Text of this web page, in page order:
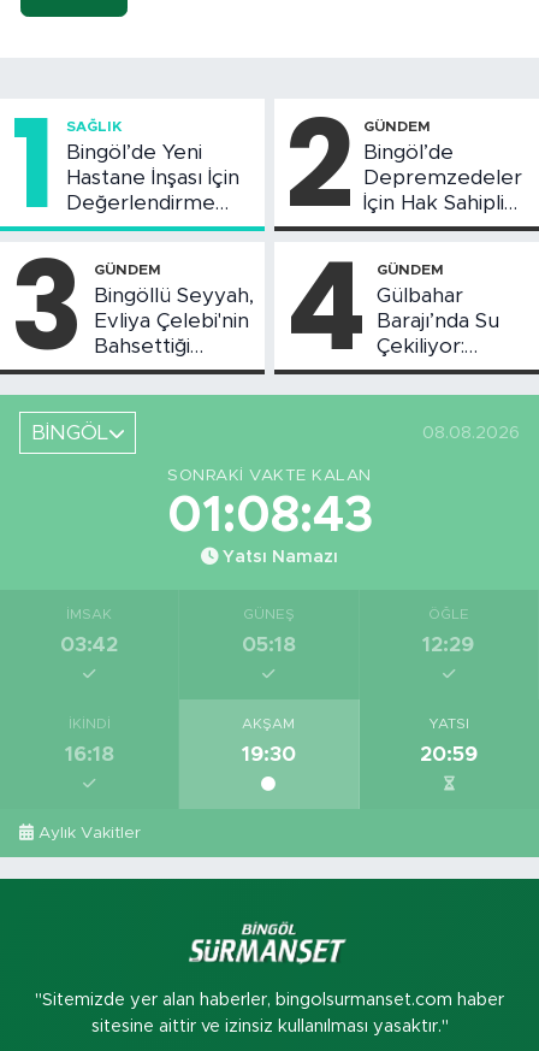
1 SAĞLIK
Bingöl’de Yeni
Hastane İnşası İçin
Değerlendirme
Toplantısı Yapıldı
2 GÜNDEM
Bingöl’de
Depremzedeler
İçin Hak Sahipliği
Askı Süreci
3 GÜNDEM
Bingöllü Seyyah,
Evliya Çelebi'nin
Bahsettiği
Bingöl'deki O
Yeri Görüntüledi
4 GÜNDEM
Gülbahar
Barajı’nda Su
Çekiliyor:
Piknikçi Sayısı
Azaldı
BİNGÖL
08.08.2026
SONRAKI VAKTE KALAN
01:08:42
Yatsı Namazı
İMSAK
03:42
GÜNEŞ
05:18
ÖĞLE
12:29
İKINDI
16:18
AKŞAM
19:30
YATSI
20:59
Aylık Vakitler
"Sitemizde yer alan haberler, bingolsurmanset.com haber
sitesine aittir ve izinsiz kullanılması yasaktır."